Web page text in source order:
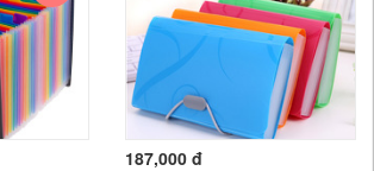
187,000 đ